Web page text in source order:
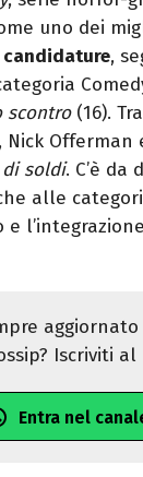
uno dei
candidature,
scontro(16).
Nick Offerman
soldi. C’è da
alle
Iscriviti
Entra nel